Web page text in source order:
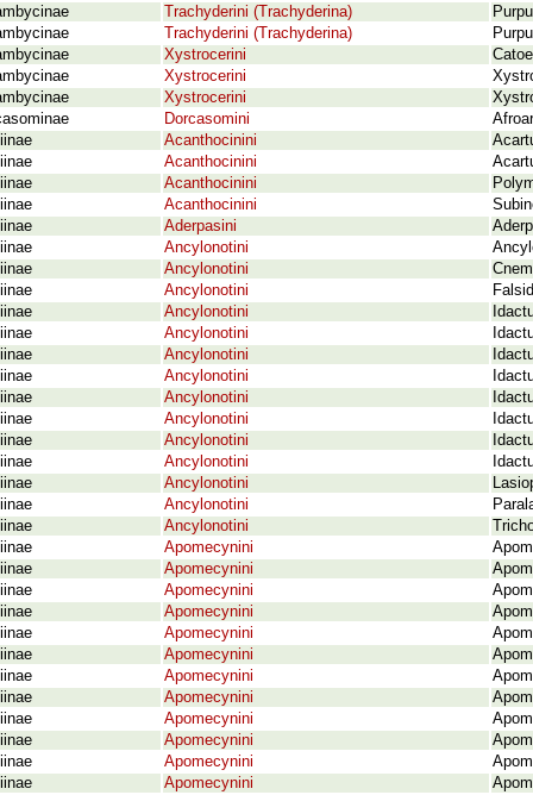
Trachyderini (Trachyderina)
Trachyderini (Trachyderina)
Xystrocerini
Xystrocerini
Xystrocerini
Dorcasomini
Acanthocinini
Acanthocinini
Acanthocinini
Acanthocinini
Aderpasini
Ancylonotini
Ancylonotini
Ancylonotini
Ancylonotini
Ancylonotini
Ancylonotini
Ancylonotini
Ancylonotini
Ancylonotini
Ancylonotini
Ancylonotini
Ancylonotini
Ancylonotini
Ancylonotini
Apomecynini
Apomecynini
Apomecynini
Apomecynini
Apomecynini
Apomecynini
Apomecynini
Apomecynini
Apomecynini
Apomecynini
Apomecynini
Apomecynini